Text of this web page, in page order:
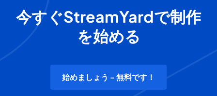
今すぐStreamYardで制作
を始める
始めましょう - 無料です！